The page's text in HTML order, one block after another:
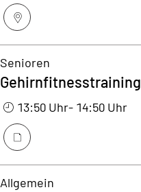
Gehirnfitnesstraining
Senioren
13:50 Uhr- 14:50 Uhr
Allgemein